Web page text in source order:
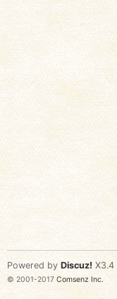
Powered by Discuz! X3.4
© 2001-2017 Comsenz Inc.